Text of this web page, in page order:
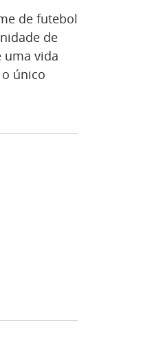
de futebol
de
uma vida
único